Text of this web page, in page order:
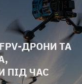
ДРОНИ ТА
ПІД ЧАС